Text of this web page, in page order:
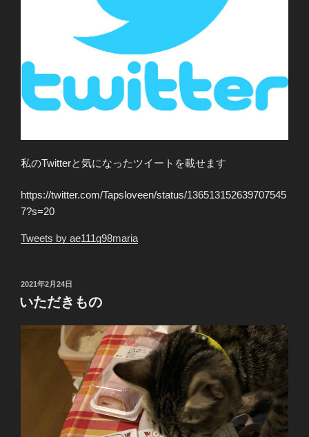
私のTwitterと気になったツイートを載せます
https://twitter.com/Tapsloveen/status/136513152639707545
7?s=20
Tweets by ae111g98maria
投
稿
日:
2021年2月24日
いただきもの